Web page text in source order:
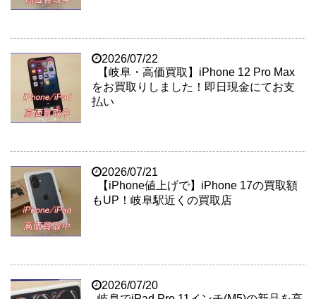
2026/07/22
【岐阜・高価買取】iPhone 12 Pro Max
をお買取りしました！即日現金にてお支
払い
2026/07/21
【iPhone値上げで】iPhone 17の買取額
もUP！岐阜駅近くの買取店
2026/07/20